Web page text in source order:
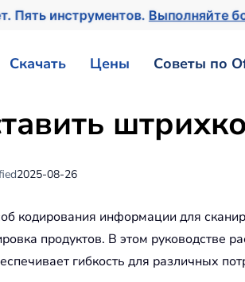
Пять инструментов.Выполняйте
Скачать Цены Советы по
2025-08-26
кодирования информации для
продуктов. В этом руководстве
гибкость для различных